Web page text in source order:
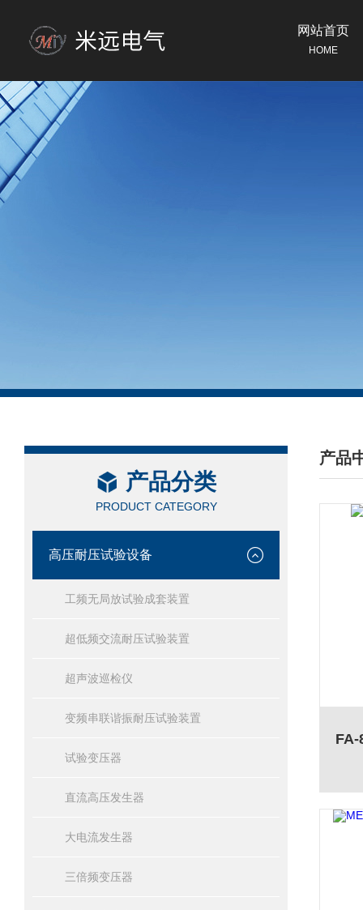
网站首页
HOME
产品分类
PRODUCT CATEGORY
高压耐压试验设备
工频无局放试验成套装置
超低频交流耐压试验装置
超声波巡检仪
变频串联谐振耐压试验装置
试验变压器
直流高压发生器
大电流发生器
三倍频变压器
产品
/